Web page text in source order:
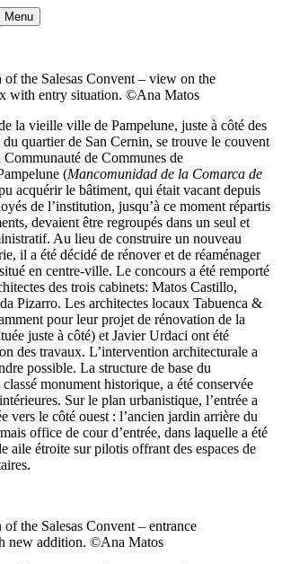
Menu
the Salesas Convent – view on the
with entry situation. ©Ana Matos
la vieille ville de Pampelune, juste à côté des
quartier de San Cernin, se trouve le couvent
Communauté de Communes de
(Mancomunidad de la Comarca de
acquérir le bâtiment, qui était vacant depuis
de l’institution, jusqu’à ce moment répartis
devaient être regroupés dans un seul et
Au lieu de construire un nouveau
il a été décidé de rénover et de réaménager
en centre-ville. Le concours a été remporté
des trois cabinets: Matos Castillo,
Pizarro. Les architectes locaux Tabuenca &
pour leur projet de rénovation de la
juste à côté) et Javier Urdaci ont été
des travaux. L’intervention architecturale a
possible. La structure de base du
monument historique, a été conservée
Sur le plan urbanistique, l’entrée a
vers le côté ouest : l’ancien jardin arrière du
office de cour d’entrée, dans laquelle a été
aile étroite sur pilotis offrant des espaces de
the Salesas Convent – entrance
new addition. ©Ana Matos